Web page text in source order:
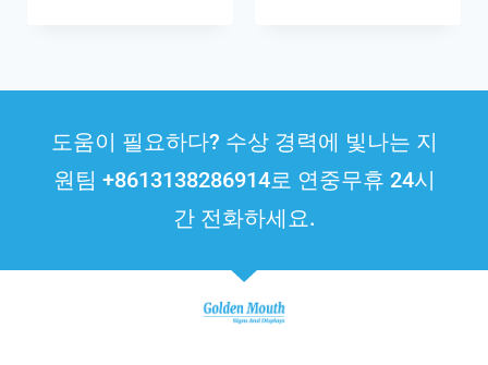
도움이 필요하다? 수상 경력에 빛나는 지
원팀 +8613138286914로 연중무휴 24시
간 전화하세요.